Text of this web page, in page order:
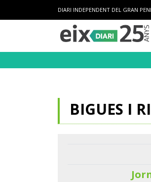
DIARI INDEPENDENT DEL GRAN
BIGUES I